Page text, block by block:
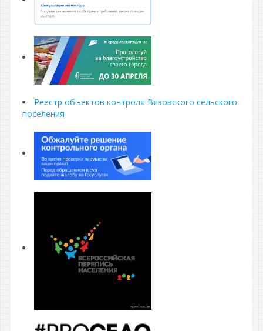
Реестр объектов контроля Вязовского сельского
поселения